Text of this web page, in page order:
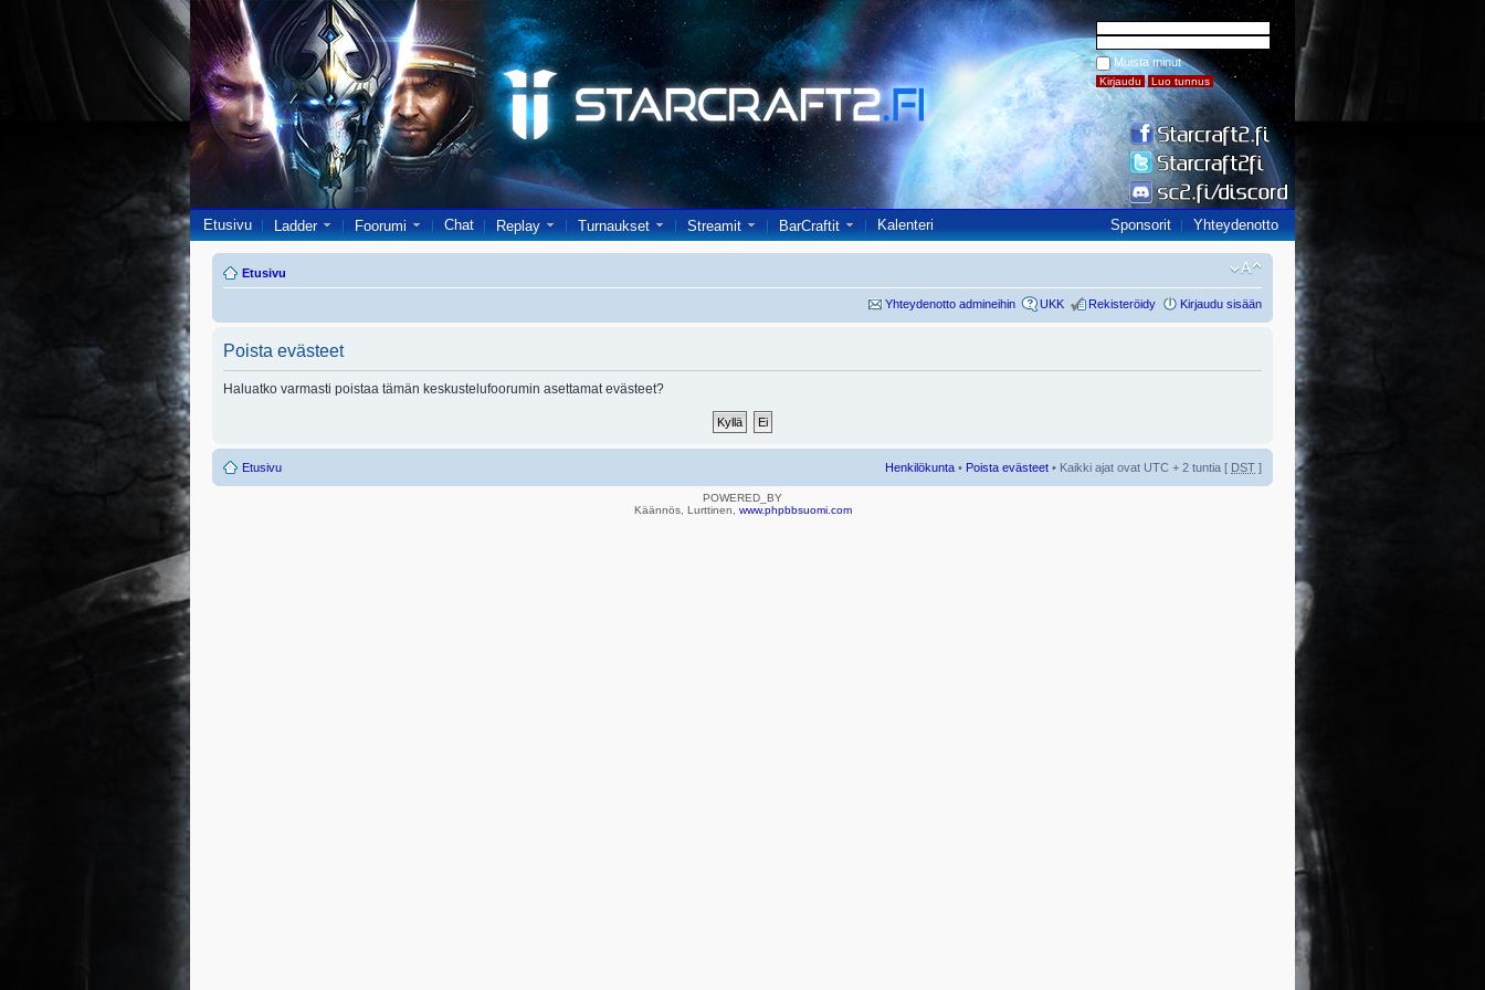
Muista minut
Etusivu Ladder Foorumi Chat Replay Turnaukset Streamit BarCraftit Kalenteri Sponsorit Yhteydenotto
Etusivu
Yhteydenotto admineihin UKK Rekisteröidy Kirjaudu sisään
Poista evästeet
Haluatko varmasti poistaa tämän keskustelufoorumin asettamat evästeet?
Etusivu Henkilökunta • Poista evästeet • Kaikki ajat ovat UTC + 2 tuntia [ DST ]
POWERED_BY
Käännös, Lurttinen, www.phpbbsuomi.com